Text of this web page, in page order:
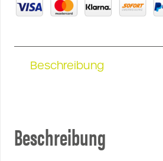
Beschreibung
Beschreibung